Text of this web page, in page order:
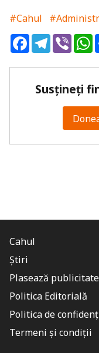
#Cahul
FacebookTelegram
Viber
Susțineți
Cahul
Știri
Plasează publicitate
Politica Editorială
Politica de
Termeni și condiții